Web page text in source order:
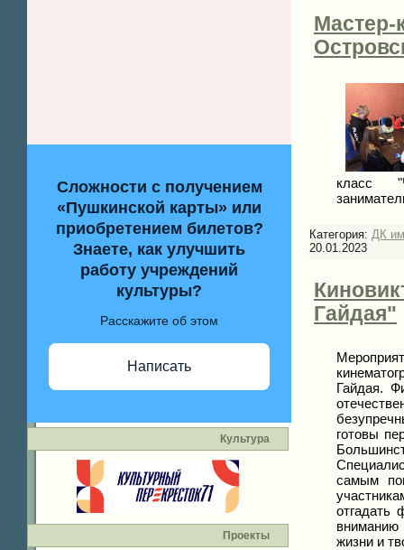
Сложности с получением
«Пушкинской карты» или
приобретением билетов?
Знаете, как улучшить
работу учреждений
культуры?
Расскажите об этом
Написать
Культура
Проекты
Мастер-
класс
Категория: ДК
20.01.2023
Гайдая"
Гайдая.
готовы
самым
отгадать
жизни и